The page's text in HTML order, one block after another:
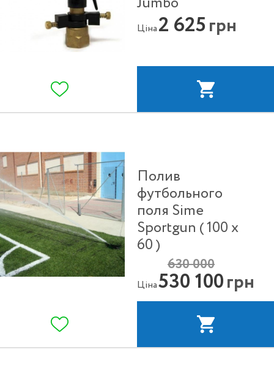
Ціна2 625грн
Полив
футбольного
поля Sime
Sportgun ( 100 х
60 )
Ціна
630 000
530 100грн